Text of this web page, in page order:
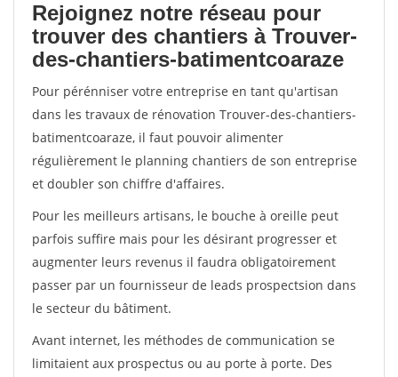
Rejoignez notre réseau pour
trouver des chantiers à Trouver-
des-chantiers-batimentcoaraze
Pour pérénniser votre entreprise en tant qu'artisan
dans les travaux de rénovation Trouver-des-chantiers-
batimentcoaraze, il faut pouvoir alimenter
régulièrement le planning chantiers de son entreprise
et doubler son chiffre d'affaires.
Pour les meilleurs artisans, le bouche à oreille peut
parfois suffire mais pour les désirant progresser et
augmenter leurs revenus il faudra obligatoirement
passer par un fournisseur de leads prospectsion dans
le secteur du bâtiment.
Avant internet, les méthodes de communication se
limitaient aux prospectus ou au porte à porte. Des